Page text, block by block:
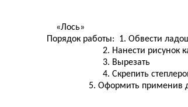
«Лось»
Порядок работы: 1. Обвести
2. Нанести рисунок
3. Вырезать
4. Скрепить степлером
5. Оформить применив